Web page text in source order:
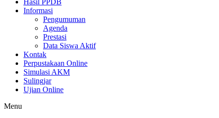
Hasil PPDB
Informasi
Pengumuman
Agenda
Prestasi
Data Siswa Aktif
Kontak
Perpustakaan Online
Simulasi AKM
Sulingjar
Ujian Online
Menu